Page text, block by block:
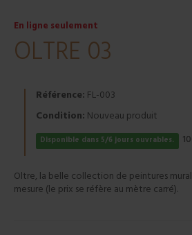
En ligne seulement
OLTRE 03
Référence: FL-003
Condition: Nouveau produit
Disponible dans 5/6 jours ouvrables.
Oltre, la belle collection de peintures
mesure (le prix se réfère au mètre carré).